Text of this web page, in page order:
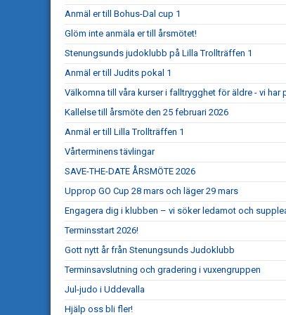
Anmäl er till Bohus-Dal cup 1
Glöm inte anmäla er till årsmötet!
Stenungsunds judoklubb på Lilla Trollträffen 1
Anmäl er till Judits pokal 1
Välkomna till våra kurser i falltrygghet för äldre - vi har
Kallelse till årsmöte den 25 februari 2026
Anmäl er till Lilla Trollträffen 1
Vårterminens tävlingar
SAVE-THE-DATE ÅRSMÖTE 2026
Upprop GO Cup 28 mars och läger 29 mars
Engagera dig i klubben – vi söker ledamot och
Terminsstart 2026!
Gott nytt år från Stenungsunds Judoklubb
Terminsavslutning och gradering i vuxengruppen
Jul-judo i Uddevalla
Hjälp oss bli fler!